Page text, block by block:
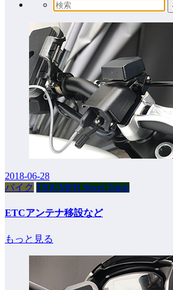
2018-06-28
バイク TRIUMPH Street Triple
ETCアンテナ移設など
もっと見る